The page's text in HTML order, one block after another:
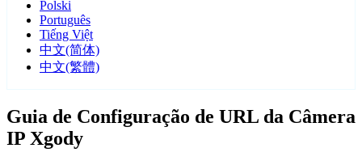
Polski
Português
Tiếng Việt
中文(简体)
中文(繁體)
Guia de Configuração de URL da Câmera
IP Xgody